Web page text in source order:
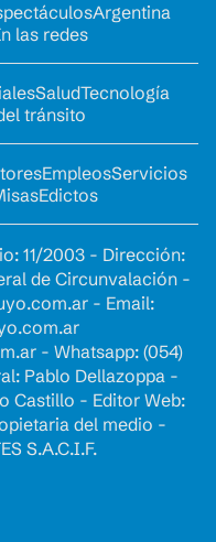
Argentina
las redes
SaludTecnología
tránsito
EmpleosServicios
Edictos
11/2003 - Dirección:
de Circunvalación -
- Email:
- Whatsapp: (054)
Pablo Dellazoppa -
Castillo - Editor Web:
del medio -
S.A.C.I.F.